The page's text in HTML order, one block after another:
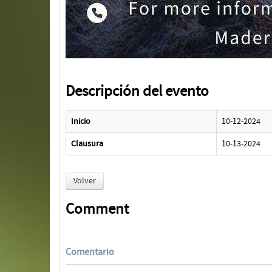
Descripción del evento
Inicio 10-12-2024
Clausura 10-13-2024
Volver
Comment
Comentario